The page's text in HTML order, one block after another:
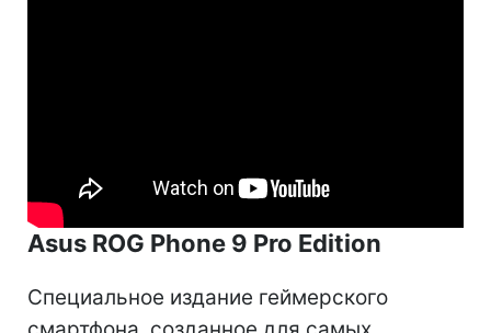
Asus ROG Phone 9 Pro Edition
Специальное издание геймерского